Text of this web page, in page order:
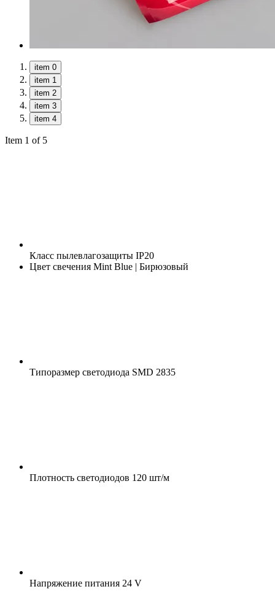
item 0
item 1
item 2
item 3
item 4
Item 1 of 5
Класс пылевлагозащиты IP20
Цвет свечения Mint Blue | Бирюзовый
Типоразмер светодиода SMD 2835
Плотность светодиодов 120 шт/м
Напряжение питания 24 V